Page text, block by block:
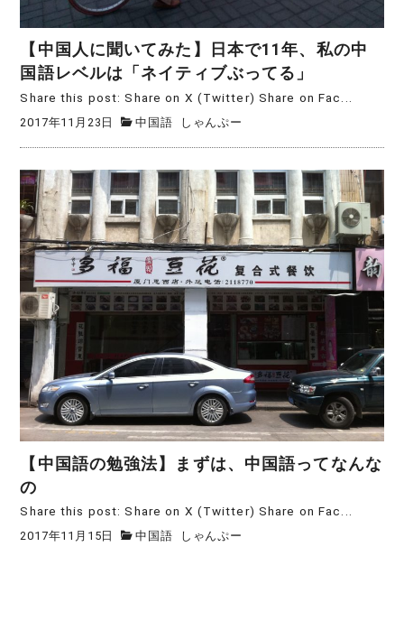
【中国人に聞いてみた】日本で11年、私の中
国語レベルは「ネイティブぶってる」
Share this post: Share on X (Twitter) Share on Fac...
2017年11月23日 中国語 しゃんぷー
【中国語の勉強法】まずは、中国語ってなんな
の
Share this post: Share on X (Twitter) Share on Fac...
2017年11月15日 中国語 しゃんぷー